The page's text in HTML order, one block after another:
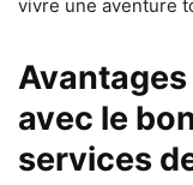
vivre une aventure
avec le
services